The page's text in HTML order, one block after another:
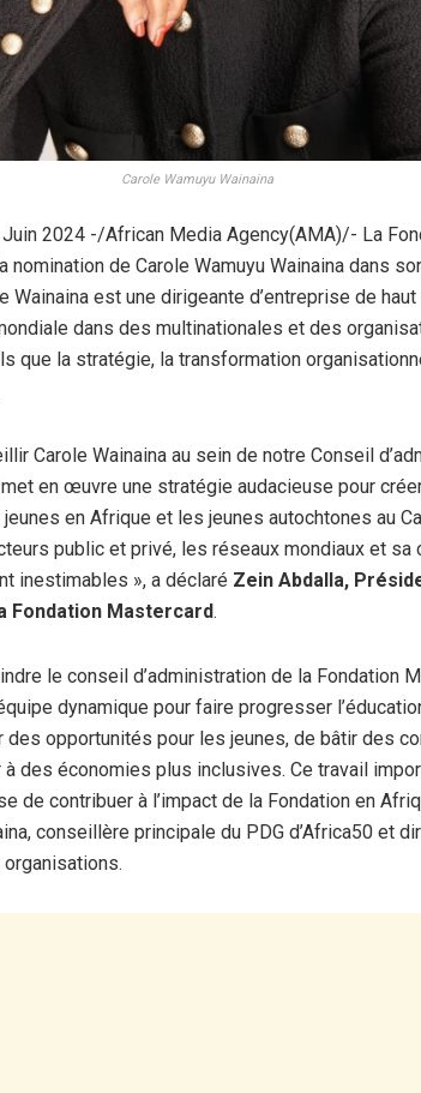
Carole Wamuyu Wainaina
Juin 2024 -/African Media Agency(AMA)/- La
nomination de Carole Wamuyu Wainaina dans
Wainaina est une dirigeante d’entreprise de
dans des multinationales et des
que la stratégie, la transformation
Carole Wainaina au sein de notre Conseil
en œuvre une stratégie audacieuse pour
en Afrique et les jeunes autochtones au
public et privé, les réseaux mondiaux et sa
inestimables », a déclaré Zein Abdalla,
Fondation Mastercard.
le conseil d’administration de la Fondation
dynamique pour faire progresser
des opportunités pour les jeunes, de bâtir des
des économies plus inclusives. Ce travail
de contribuer à l’impact de la Fondation en
conseillère principale du PDG d’Africa50 et